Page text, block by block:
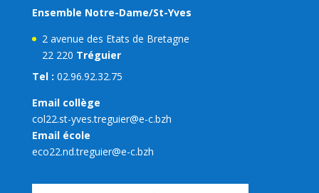
Ensemble Notre-Dame/St-Yves
2 avenue des Etats de Bretagne
22 220 Tréguier
Tel : 02.96.92.32.75
Email collège
col22.st-yves.treguier@e-c.bzh
Email école
eco22.nd.treguier@e-c.bzh